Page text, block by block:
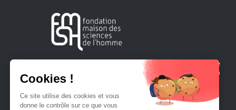
Créée en 1963, la Fondation Maison Sciences de l'Homme
soutient la recherche et la diffusion des connaissances en
sciences humaines et sociales.